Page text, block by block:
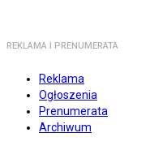
REKLAMA I PRENUMERATA
Reklama
Ogłoszenia
Prenumerata
Archiwum